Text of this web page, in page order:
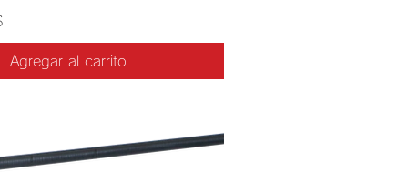
Agregar al carrito